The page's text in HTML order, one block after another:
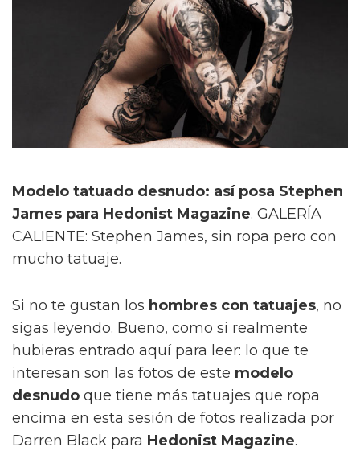
Modelo tatuado desnudo: así posa Stephen
James para Hedonist Magazine. GALERÍA
CALIENTE: Stephen James, sin ropa pero con
mucho tatuaje.
Si no te gustan los hombres con tatuajes, no
sigas leyendo. Bueno, como si realmente
hubieras entrado aquí para leer: lo que te
interesan son las fotos de este modelo
desnudo que tiene más tatuajes que ropa
encima en esta sesión de fotos realizada por
Darren Black para Hedonist Magazine.